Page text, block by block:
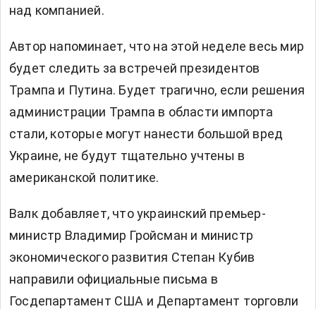
над компанией.
Автор напоминает, что на этой неделе весь мир
будет следить за встречей президентов
Трампа и Путина. Будет трагично, если решения
администрации Трампа в области импорта
стали, которые могут нанести большой вред
Украине, не будут тщательно учтены в
американской политике.
Валк добавляет, что украинский премьер-
министр Владимир Гройсман и министр
экономического развития Степан Кубив
направили официальные письма в
Госдепартамент США и Департамент торговли